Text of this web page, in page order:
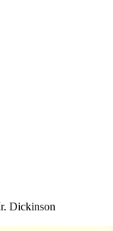
Dickinson